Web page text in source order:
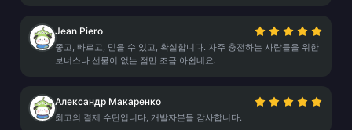
Jean Piero
좋고, 빠르고, 믿을 수 있고, 확실합니다. 자주 충전하는 사람들을 위한
보너스나 선물이 없는 점만 조금 아쉽네요.
Александр Макаренко
최고의 결제 수단입니다, 개발자분들 감사합니다.